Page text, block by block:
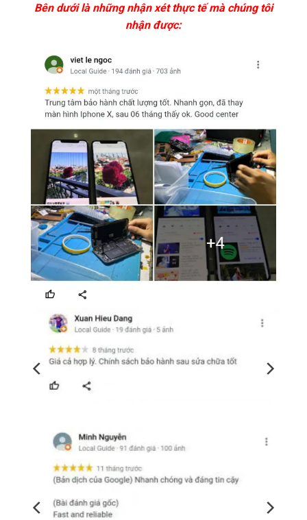
Bên dưới là những nhận xét thực tế mà chúng tôi
nhận được: